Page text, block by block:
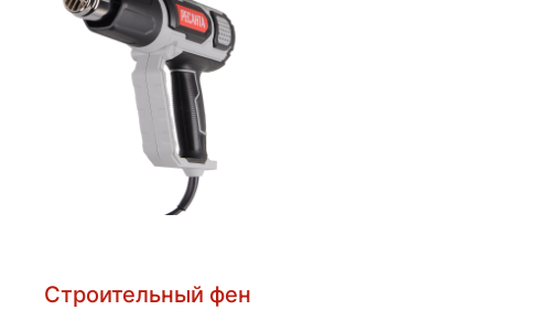
Строительный фен